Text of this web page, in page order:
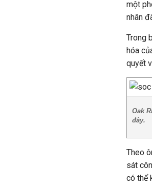
một
nhân
Trong
hóa
quyết
Oak
đây.
Theo
sát
có thể